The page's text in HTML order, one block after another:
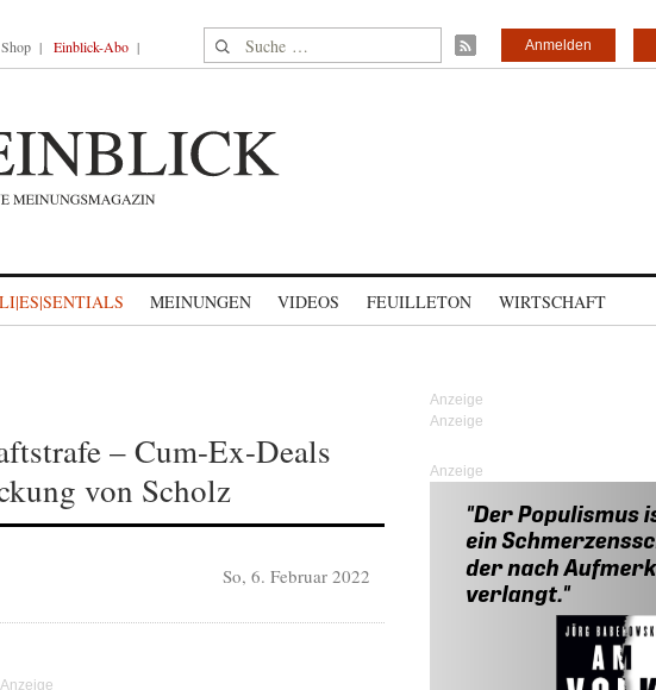
Shop Einblick-Abo Suche nach: Anmelden
MEINUNGEN VIDEOS FEUILLETON WIRTSCHAFT
– Cum-Ex-Deals
von Scholz
So, 6. Februar 2022
Anzeige